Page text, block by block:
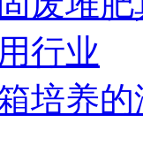
行业
培养